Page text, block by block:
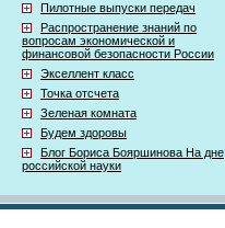
Пилотные выпуски передач
Распространение знаний по
вопросам экономической и
финансовой безопасности России
Экселлент класс
Точка отсчета
Зеленая комната
Будем здоровы
Блог Бориса Бояршинова На дне
российской науки